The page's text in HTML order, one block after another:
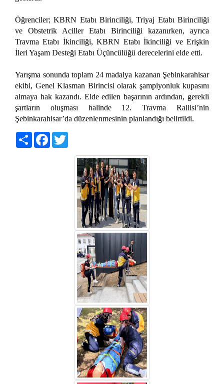
Öğrenciler; KBRN Etabı Birinciliği, Triyaj Etabı Birinciliği
ve Obstetrik Aciller Etabı Birinciliği kazanırken, ayrıca
Travma Etabı İkinciliği, KBRN Etabı İkinciliği ve Erişkin
İleri Yaşam Desteği Etabı Üçüncülüğü derecelerini elde etti.
Yarışma sonunda toplam 24 madalya kazanan Şebinkarahisar
ekibi, Genel Klasman Birincisi olarak şampiyonluk kupasını
almaya hak kazandı. Elde edilen başarının ardından, gerekli
şartların oluşması halinde 12. Travma Rallisi’nin
Şebinkarahisar’da düzenlenmesinin planlandığı belirtildi.
Share Facebook